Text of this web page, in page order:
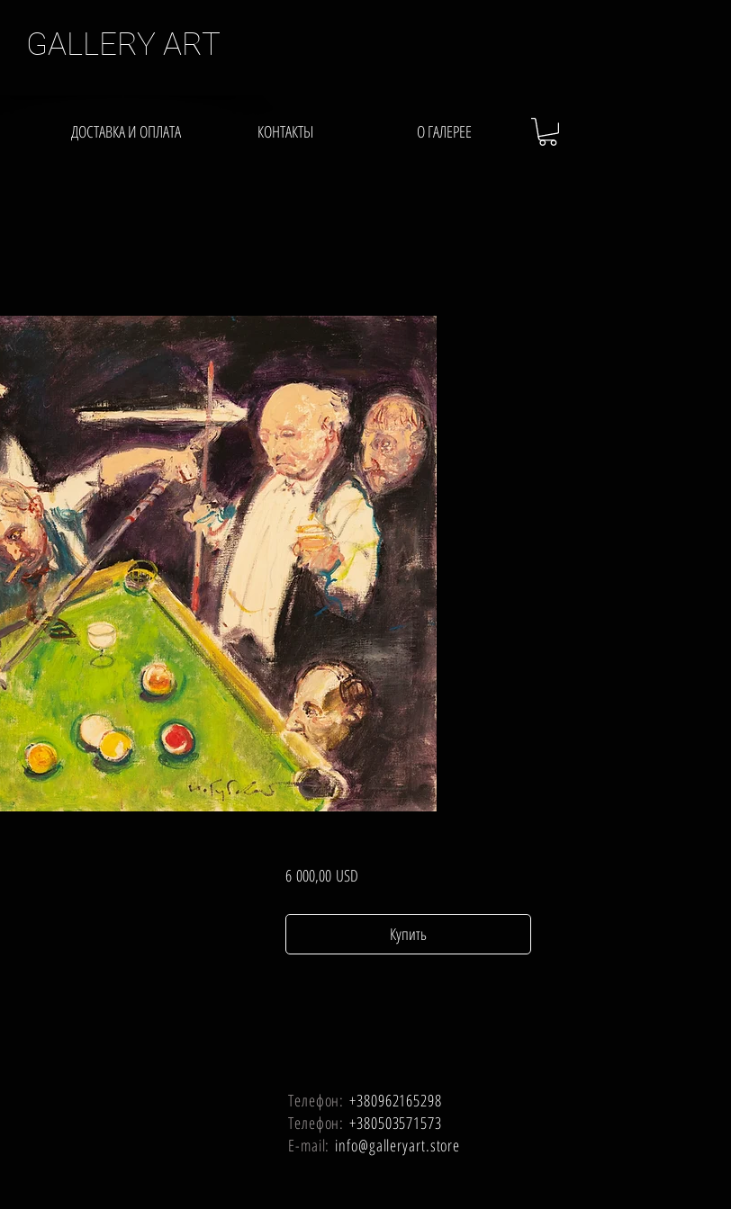
GALLERY ART
О ГАЛЕРЕЕ
КОНТАКТЫ
ДОСТАВКА И ОПЛАТА
6 000,00 USDЦена
Купить
Телефон: +380962165298
Телефон: +380503571573
E-mail: info@galleryart.store